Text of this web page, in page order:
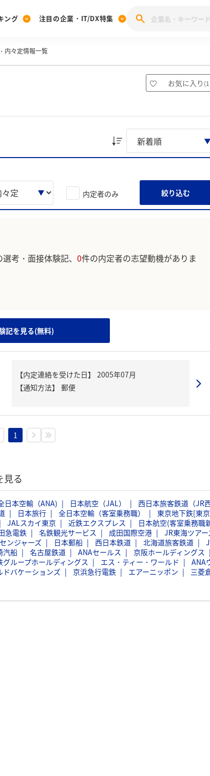
[27卒] 本選考体験記投稿キャンペーン
ング
みん
注目の企業・IT/DX特集
28
内々定情報一覧
お気に入り (
内定者のみ 絞り込む
考・面接体験記、 0件の内定者の志望動機がありま
記を見る(無料)
【内定連絡を受けた日】
2005年07月
【通知方法】
郵便
1
見る
日本空輸（ANA) 日本航空（JAL）
西日本旅客鉄道（JR
日本旅行 全日本空輸（客室乗務職）
東京地下鉄[東
JALスカイ東京 近鉄エクスプレス
日本航空(客室乗務職
急電鉄 名鉄観光サービス 成田国際空港
JR東海ツアー
ンジャーズ 日本郵船 西日本鉄道 北海道旅客鉄道
汽船 名古屋鉄道 ANAセールス 京阪ホールディングス
グループホールディングス エス・ティー・ワールド
ANA
ドバケーションズ 京浜急行電鉄 エアーニッポン 三菱